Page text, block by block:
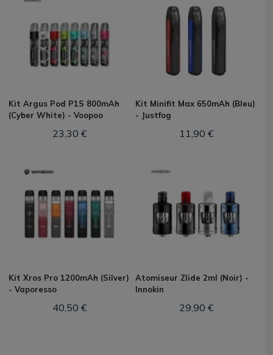
Kit Argus Pod P1S 800mAh
(Cyber White) - Voopoo
23,30 €
Kit Minifit Max 650mAh (Bleu)
- Justfog
11,90 €
Kit Xros Pro 1200mAh (Silver)
- Vaporesso
40,50 €
Atomiseur Zlide 2ml (Noir) -
Innokin
29,90 €